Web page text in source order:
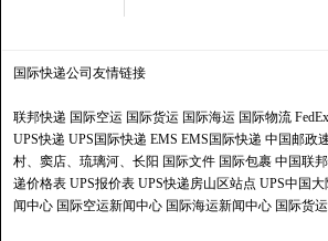
国际快递公司 友情链接
联邦快递 国际空运 国际货运 国际海运 国际物流 FedEx
UPS快递 UPS国际快递 EMS EMS国际快递 中国邮政
村、窦店、琉璃河、长阳 国际文件 国际包裹 中国联
递价格表 UPS报价表 UPS快递房山区站点 UPS中国
闻中心 国际空运新闻中心 国际海运新闻中心 国际货